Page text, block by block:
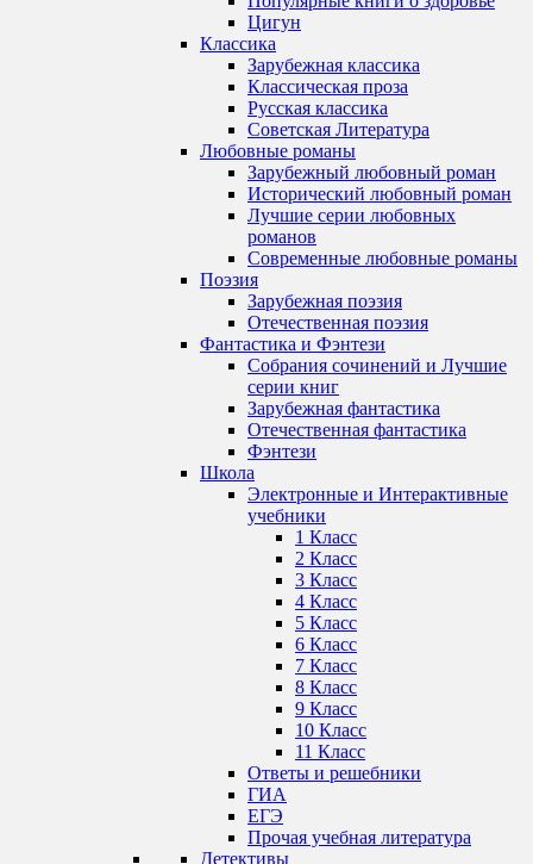
Цигун
Классика
Зарубежная классика
Классическая проза
Русская классика
Советская Литература
Любовные романы
Зарубежный любовный роман
Исторический любовный роман
Лучшие серии любовных
романов
Современные любовные романы
Поэзия
Зарубежная поэзия
Отечественная поэзия
Фантастика и Фэнтези
Собрания сочинений и Лучшие
серии книг
Зарубежная фантастика
Отечественная фантастика
Фэнтези
Школа
Электронные и Интерактивные
учебники
1 Класс
2 Класс
3 Класс
4 Класс
5 Класс
6 Класс
7 Класс
8 Класс
9 Класс
10 Класс
11 Класс
Ответы и решебники
ГИА
ЕГЭ
Прочая учебная литература
Детективы